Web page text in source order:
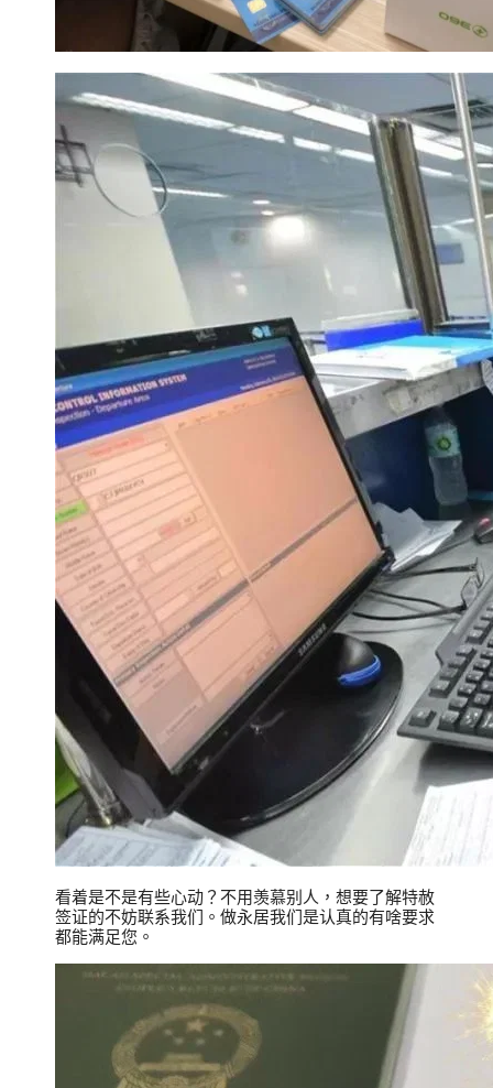
看着是不是有些心动？不用羡慕别人，想要了解特赦
签证的不妨联系我们。做永居我们是认真的有啥要求
都能满足您。